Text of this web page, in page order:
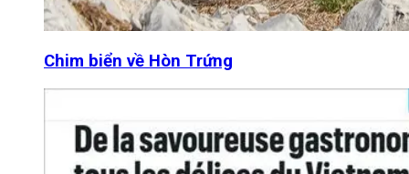
Chim biển về Hòn Trứng